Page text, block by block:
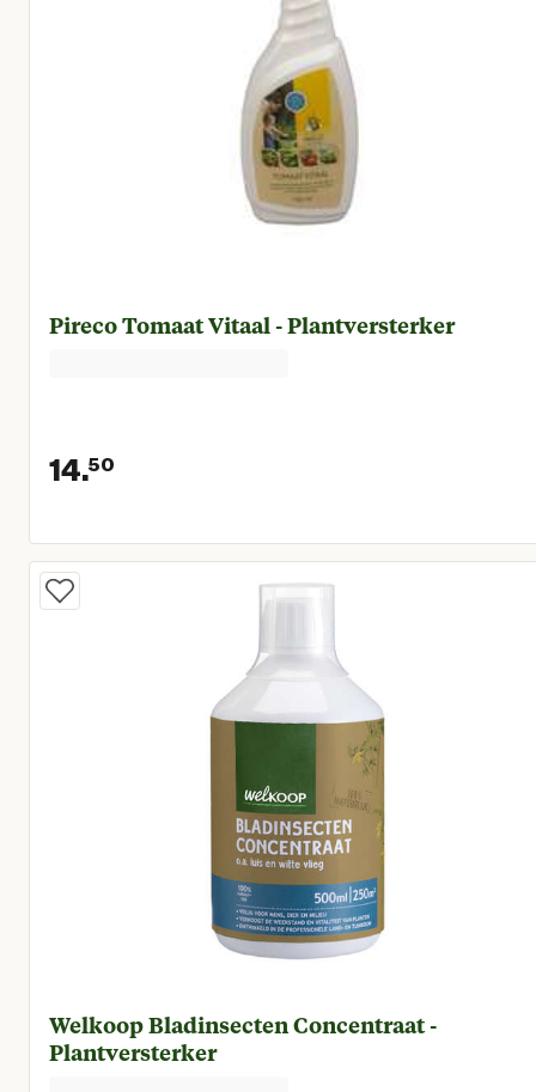
Pireco Tomaat Vitaal - Plantversterker
14.50
Huidige prijs € 14,50
Welkoop Bladinsecten Concentraat -
Plantversterker